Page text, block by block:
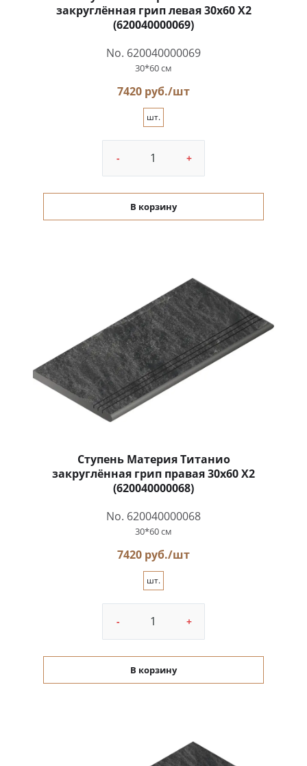
закруглённая грип левая 30x60 X2
(620040000069)
No. 620040000069
30*60 см
7420 руб./шт
шт.
- +
В корзину
Ступень Материя Титанио
закруглённая грип правая 30x60 X2
(620040000068)
No. 620040000068
30*60 см
7420 руб./шт
шт.
- +
В корзину